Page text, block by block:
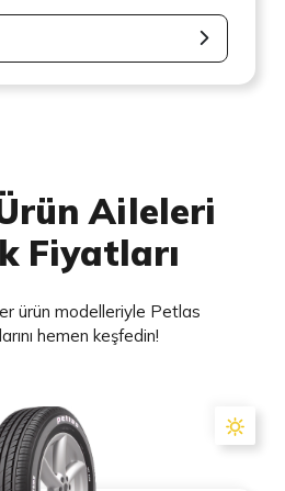
Aileleri
Fiyatları
ürün modelleriyle Petlas
hemen keşfedin!